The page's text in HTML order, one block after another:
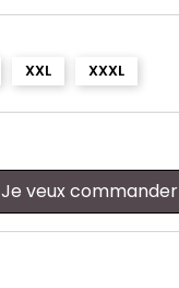
XXL XXXL
Je veux commander